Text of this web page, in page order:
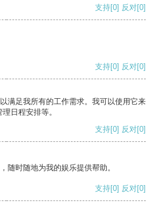
支持[0] 反对[0]
支持[0] 反对[0]
满足我所有的工作需求。我可以使用它来
日程安排等。
支持[0] 反对[0]
随时随地为我的娱乐提供帮助。
支持[0] 反对[0]